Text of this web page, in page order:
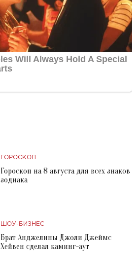
ГОРОСКОП
Гороскоп на 8 августа для всех знаков
зодиака
ШОУ-БИЗНЕС
Брат Анджелины Джоли Джеймс
Хейвен сделал каминг-аут